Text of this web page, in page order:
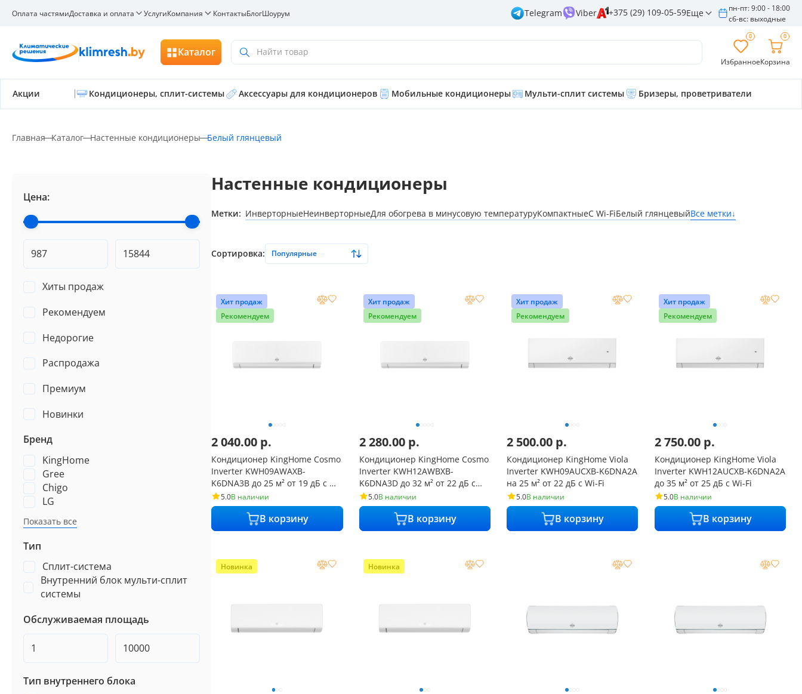
Оплата частямиДоставка и оплата УслугиКомпания КонтактыБлогШоурум Telegram Viber +375 (29) 109-05-59Еще
пн-пт: 9:00 - 18:00
сб-вс: выходные
Каталог Найти товар
0
Избранное
0
Корзина
Акции Кондиционеры, сплит-системы Аксессуары для кондиционеров Мобильные кондиционеры Мульти-сплит системы Бризеры, проветриватели
Главная Каталог Настенные кондиционеры Белый глянцевый
Цена:
Хиты продаж
Рекомендуем
Недорогие
Распродажа
Премиум
Новинки
Бренд
KingHome
Gree
Chigo
LG
Показать все
Тип
Сплит-система
Внутренний блок мульти-сплит
системы
Обслуживаемая площадь
Тип внутреннего блока
Настенные кондиционеры
Метки: ИнверторныеНеинверторныеДля обогрева в минусовую температуруКомпактныеС Wi-FiБелый глянцевыйВсе метки↓
Сортировка: Популярные
Хит продаж
Рекомендуем
2 040.00 р.
Кондиционер KingHome Cosmo
Inverter KWH09AWAXB-
K6DNA3B до 25 м² от 19 дБ с Wi-
Fi 5.0В наличии
В корзину
Хит продаж
Рекомендуем
2 280.00 р.
Кондиционер KingHome Cosmo
Inverter KWH12AWBXB-
K6DNA3D до 32 м² от 22 дБ с
Wi-Fi
5.0В наличии
В корзину
Хит продаж
Рекомендуем
2 500.00 р.
Кондиционер KingHome Viola
Inverter KWH09AUCXB-K6DNA2A
на 25 м² от 22 дБ с Wi-Fi
5.0В наличии
В корзину
Хит продаж
Рекомендуем
2 750.00 р.
Кондиционер KingHome Viola
Inverter KWH12AUCXB-K6DNA2A
до 35 м² от 25 дБ с Wi-Fi
5.0В наличии
В корзину
Новинка Новинка